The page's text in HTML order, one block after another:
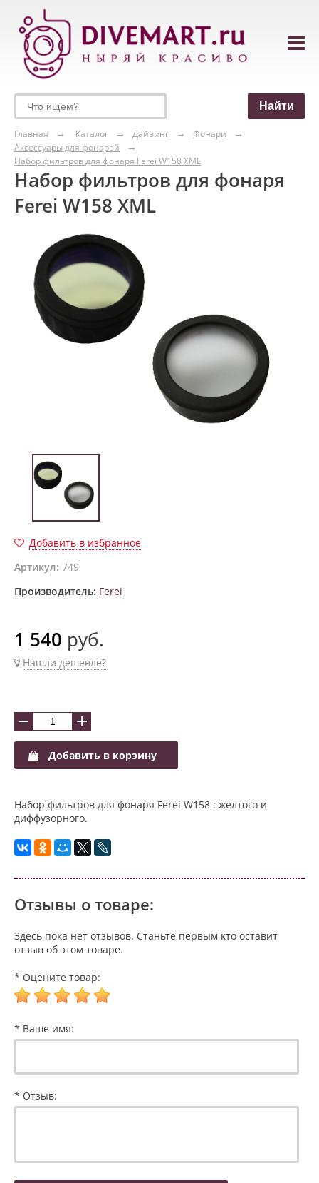
Главная Каталог Дайвинг
Фонари
Аксессуары для фонарей
Набор фильтров для фонаря Ferei W158 XML
Набор фильтров для фонаря
Ferei W158 XML
Добавить в избранное
Артикул: 749
Производитель: Ferei
1 540 руб.
Нашли дешевле?
− +
Добавить в корзину
Набор фильтров для фонаря Ferei W158 : желтого и
диффузорного.
Отзывы о товаре:
Здесь пока нет отзывов. Станьте первым кто оставит
отзыв об этом товаре.
* Оцените товар:
* Ваше имя:
* Отзыв: